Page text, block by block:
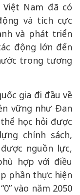
Nam đã có
và tích cực
và phát triển
động lớn đến
trong tương
gia đi đầu về
vững như Đan
học hỏi được
chính sách,
nguồn lực,
hợp với điều
phần thực hiện
vào năm 2050